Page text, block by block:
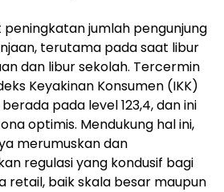
jumlah pengunjung
terutama pada saat libur
dan libur sekolah. Tercermin
Keyakinan Konsumen (IKK)
pada level 123,4, dan ini
optimis. Mendukung hal ini,
merumuskan dan
regulasi yang kondusif bagi
retail, baik skala besar maupun